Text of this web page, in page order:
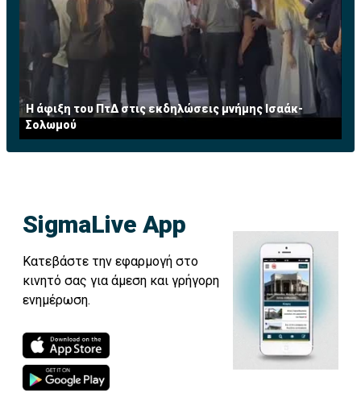
Η άφιξη του ΠτΔ στις εκδηλώσεις μνήμης Ισαάκ-
Σολωμού
SigmaLive App
Κατεβάστε την εφαρμογή στο
κινητό σας για άμεση και γρήγορη
ενημέρωση.